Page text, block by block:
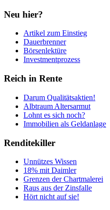
Neu hier?
Artikel zum Einstieg
Dauerbrenner
Börsenlektüre
Investmentprozess
Reich in Rente
Darum Qualitätsaktien!
Albtraum Altersarmut
Lohnt es sich noch?
Immobilien als Geldanlage
Renditekiller
Unnützes Wissen
18% mit Daimler
Grenzen der Chartmalerei
Raus aus der Zinsfalle
Hört nicht auf sie!